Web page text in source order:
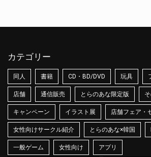
カテゴリー
同人 書籍 CD・BD/DVD 玩具
店舗 通信販売 とらのあな限定版
キャンペーン イラスト展 店舗フェア・
女性向けサークル紹介 とらのあな×韓国
一般ゲーム 女性向け アプリ